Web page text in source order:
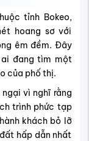
tỉnh Bokeo,
hoang sơ với
êm đềm. Đây
đang tìm một
của phố thị.
vì nghĩ rằng
trình phức tạp
khách bỏ lỡ
hấp dẫn nhất